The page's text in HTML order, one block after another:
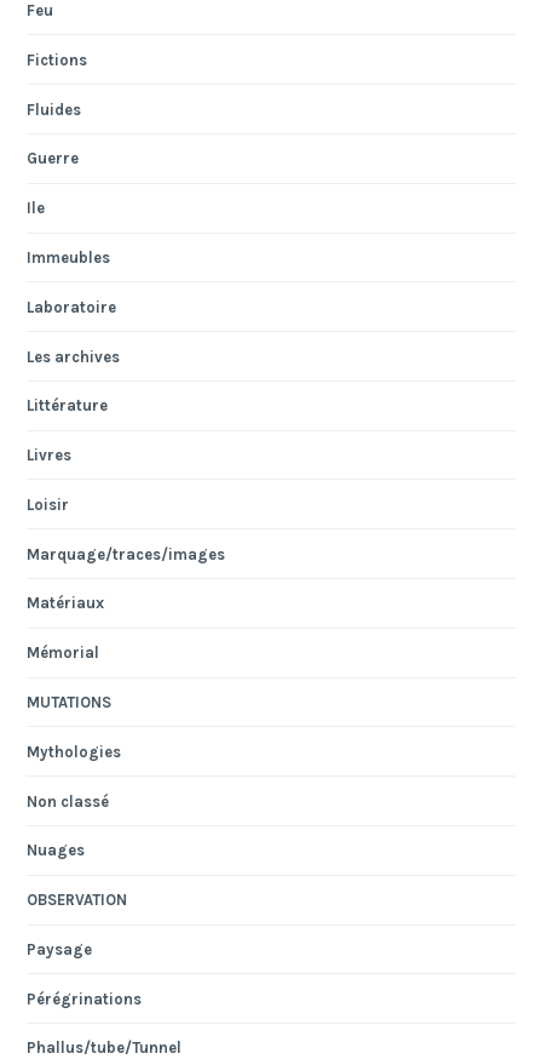
Feu
Fictions
Fluides
Guerre
Ile
Immeubles
Laboratoire
Les archives
Littérature
Livres
Loisir
Marquage/traces/images
Matériaux
Mémorial
MUTATIONS
Mythologies
Non classé
Nuages
OBSERVATION
Paysage
Pérégrinations
Phallus/tube/Tunnel